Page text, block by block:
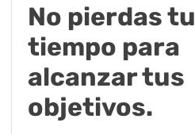
No pierdas tu
tiempo para
alcanzar tus
objetivos.